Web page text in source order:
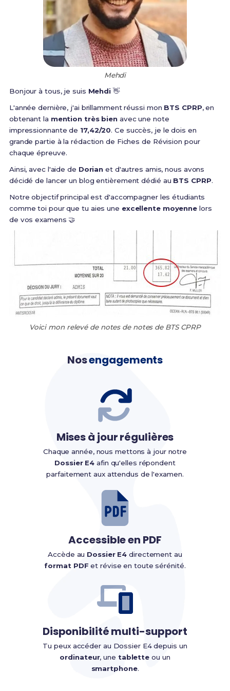
Mehdi
Bonjour à tous, je suis Mehdi 👋
L'année dernière, j'ai brillamment réussi mon BTS CPRP, en
obtenant la mention très bien avec une note
impressionnante de 17,42/20. Ce succès, je le dois en
grande partie à la rédaction de Fiches de Révision pour
chaque épreuve.
Ainsi, avec l'aide de Dorian et d'autres amis, nous avons
décidé de lancer un blog entièrement dédié au BTS CPRP.
Notre objectif principal est d'accompagner les étudiants
comme toi pour que tu aies une excellente moyenne lors
de vos examens 🤝
Voici mon relevé de notes de notes de BTS CPRP
Nosengagements
Mises à jour régulières
Chaque année, nous mettons à jour notre
Dossier E4 afin qu'elles répondent
parfaitement aux attendus de l'examen.
Accessible en PDF
Accède au Dossier E4 directement au
format PDF et révise en toute sérénité.
Disponibilité multi-support
Tu peux accéder au Dossier E4 depuis un
ordinateur, une tablette ou un
smartphone.